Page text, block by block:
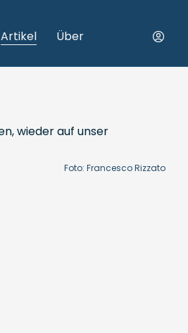
Artikel Über
Foto: Francesco Rizzato